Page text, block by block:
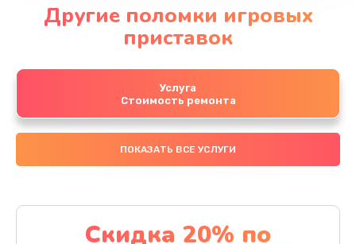
Другие поломки игровых
приставок
Услуга
Стоимость ремонта
ПОКАЗАТЬ ВСЕ УСЛУГИ
Скидка 20% по